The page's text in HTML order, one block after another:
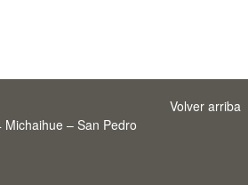
– San Pedro
Volver arriba